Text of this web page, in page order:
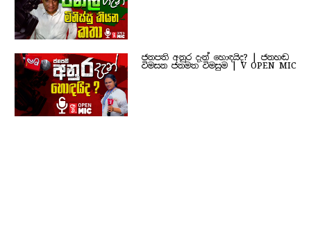
ජනපති අනුර දැන් හොඳයිද? | ජනහඬ
විමසන ජනමත විමසුම | V OPEN MIC